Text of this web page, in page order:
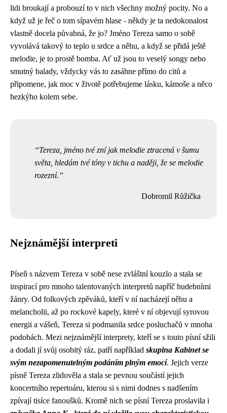
lidi broukají a probouzí to v nich všechny možný pocity. No a
když už je řeč o tom sípavém hlase - někdy je ta nedokonalost
vlastně docela půvabná, že jo? Jméno Tereza samo o sobě
vyvolává takový to teplo u srdce a něhu, a když se přidá ještě
melodie, je to prostě bomba. Ať už jsou to veselý songy nebo
smutný balady, vždycky vás to zasáhne přímo do citů a
připomene, jak moc v životě potřebujeme lásku, kámoše a něco
hezkýho kolem sebe.
Tereza, jméno tvé zní jak melodie ztracená v šumu
světa, hledám tvé tóny v tichu a naději, že se melodie
rozezní.
Dobromil Růžička
Nejznámější interpreti
Píseň s názvem Tereza v sobě nese zvláštní kouzlo a stala se
inspirací pro mnoho talentovaných interpretů napříč hudebními
žánry. Od folkových zpěváků, kteří v ní nacházejí něhu a
melancholii, až po rockové kapely, které v ní objevují syrovou
energii a vášeň, Tereza si podmanila srdce posluchačů v mnoha
podobách. Mezi nejznámější interprety, kteří se s touto písní sžili
a dodali jí svůj osobitý ráz, patří například skupina Kabinet se
svým nezapomenutelným podáním plným emocí. Jejich verze
písně Tereza zlidověla a stala se pevnou součástí jejich
koncertního repertoáru, kterou si s nimi dodnes s nadšením
zpívají tisíce fanoušků. Kromě nich se písní Tereza proslavila i